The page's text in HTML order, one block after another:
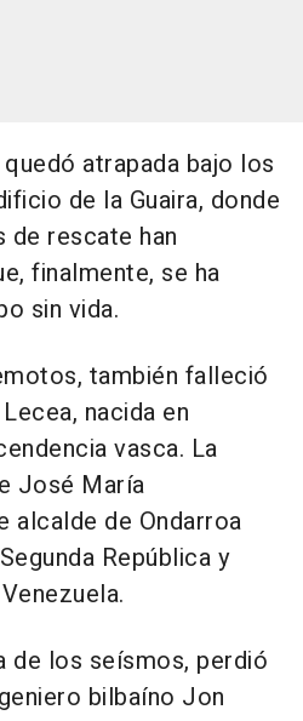
atrapada bajo los
de la Guaira, donde
de rescate han
finalmente, se ha
sin vida.
también falleció
nacida en
vasca. La
José María
alcalde de Ondarroa
República y
de los seísmos, perdió
bilbaíno Jon